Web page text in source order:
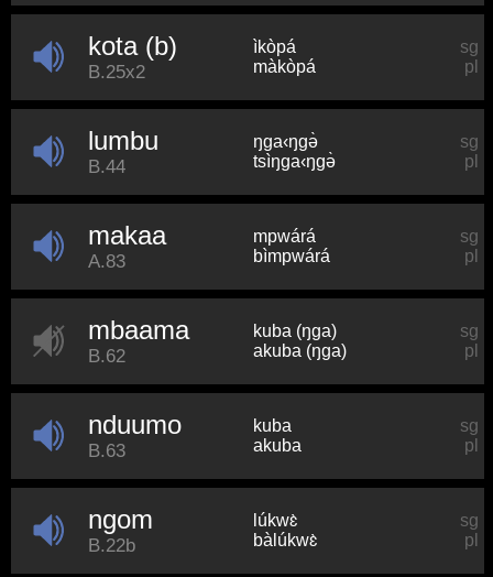
kota (b)
B.25x2
ìkòpá
sg
màkòpá
pl
lumbu
B.44
ŋɡa‹ŋɡə̀
sg
tsìŋɡa‹ŋɡə̀
pl
makaa
A.83
mpwárá
sg
bìmpwárá
pl
mbaama
B.62
kuba (ŋɡa)
sg
akuba (ŋɡa)
pl
nduumo
B.63
kuba
sg
akuba
pl
ngom
B.22b
lúkwɛ̀
sg
bàlúkwɛ̀
pl